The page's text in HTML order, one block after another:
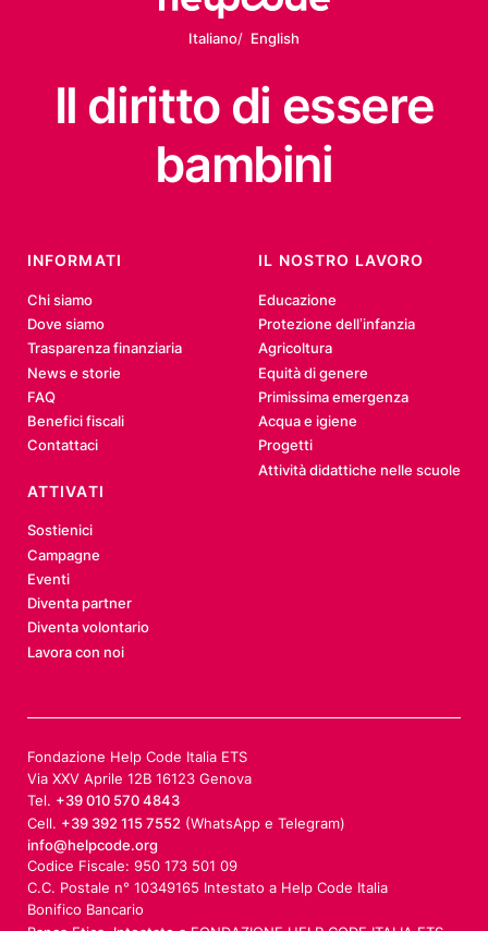
Italiano English
Il diritto di essere
bambini
INFORMATI
Chi siamo
Dove siamo
Trasparenza finanziaria
News e storie
FAQ
Benefici fiscali
Contattaci
IL NOSTRO LAVORO
Educazione
Protezione dell’infanzia
Agricoltura
Equità di genere
Primissima emergenza
Acqua e igiene
Progetti
Attività didattiche nelle scuole
ATTIVATI
Sostienici
Campagne
Eventi
Diventa partner
Diventa volontario
Lavora con noi
Fondazione Help Code Italia ETS
Via XXV Aprile 12B 16123 Genova
Tel. +39 010 570 4843
Cell. +39 392 115 7552 (WhatsApp e Telegram)
info@helpcode.org
Codice Fiscale: 950 173 501 09
C.C. Postale n° 10349165 Intestato a Help Code Italia
Bonifico Bancario